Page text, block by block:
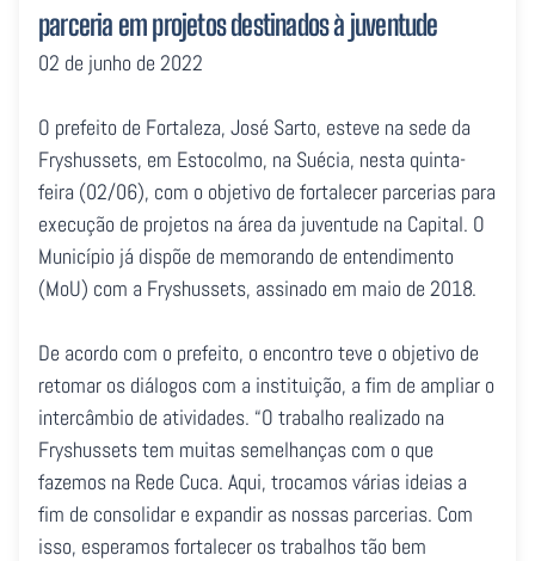
parceria em projetos destinados à juventude
02 de junho de 2022
O prefeito de Fortaleza, José Sarto, esteve na sede da
Fryshussets, em Estocolmo, na Suécia, nesta quinta-
feira (02/06), com o objetivo de fortalecer parcerias para
execução de projetos na área da juventude na Capital. O
Município já dispõe de memorando de entendimento
(MoU) com a Fryshussets, assinado em maio de 2018.
De acordo com o prefeito, o encontro teve o objetivo de
retomar os diálogos com a instituição, a fim de ampliar o
intercâmbio de atividades. “O trabalho realizado na
Fryshussets tem muitas semelhanças com o que
fazemos na Rede Cuca. Aqui, trocamos várias ideias a
fim de consolidar e expandir as nossas parcerias. Com
isso, esperamos fortalecer os trabalhos tão bem